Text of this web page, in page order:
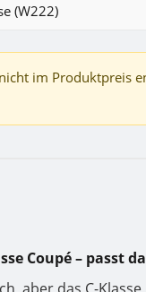
(W222)
im Produktpreis
Coupé – passt